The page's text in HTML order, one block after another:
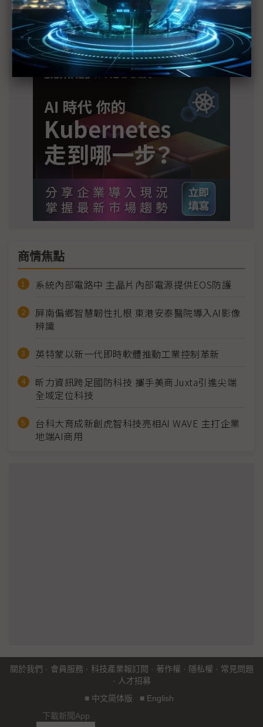
光進銅退更明確？ 聯發科估SerDes 448G為銅
線「最終戰場」
商情焦點
系統內部電路中 主晶片內部電源提供EOS防護
屏南偏鄉智慧韌性扎根 東港安泰醫院導入AI影像
辨識
英特蒙以新一代即時軟體推動工業控制革新
昕力資訊跨足國防科技 攜手美商Juxta引進尖端
全域定位科技
台科大育成新創虎智科技亮相AI WAVE 主打企業
地端AI商用
關於我們 · 會員服務 · 科技產業報訂閱 · 著作權 · 隱私權 · 常見問題
· 人才招募
■ 中文简体版 ■ English
下載新聞App